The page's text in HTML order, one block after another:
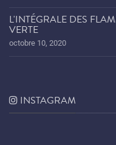
L'INTÉGRALE DES
VERTE
octobre 10, 2020
INSTAGRAM